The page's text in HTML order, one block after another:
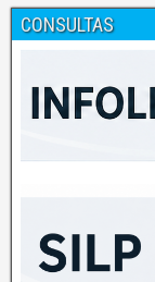
CONSULTAS